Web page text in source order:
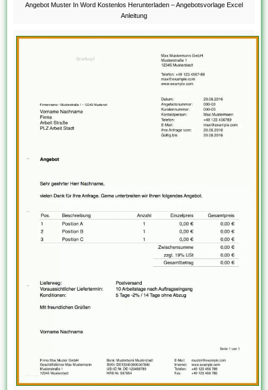
Angebot Muster In Word Kostenlos Herunterladen – Angebotsvorlage Excel
Anleitung